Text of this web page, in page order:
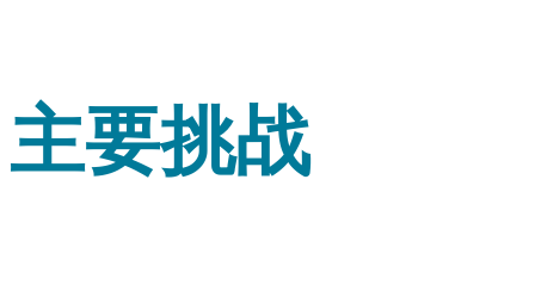
主要挑战